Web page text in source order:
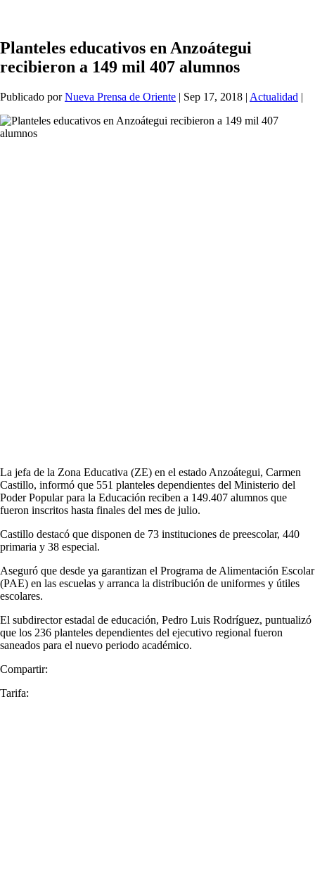
Planteles educativos en Anzoátegui
recibieron a 149 mil 407 alumnos
Publicado porNueva Prensa de Oriente | Sep 17, 2018 | Actualidad |
La jefa de la Zona Educativa (ZE) en el estado Anzoátegui, Carmen
Castillo, informó que 551 planteles dependientes del Ministerio del
Poder Popular para la Educación reciben a 149.407 alumnos que
fueron inscritos hasta finales del mes de julio.
Castillo destacó que disponen de 73 instituciones de preescolar, 440
primaria y 38 especial.
Aseguró que desde ya garantizan el Programa de Alimentación Escolar
(PAE) en las escuelas y arranca la distribución de uniformes y útiles
escolares.
El subdirector estadal de educación, Pedro Luis Rodríguez, puntualizó
que los 236 planteles dependientes del ejecutivo regional fueron
saneados para el nuevo periodo académico.
Compartir:
Tarifa: